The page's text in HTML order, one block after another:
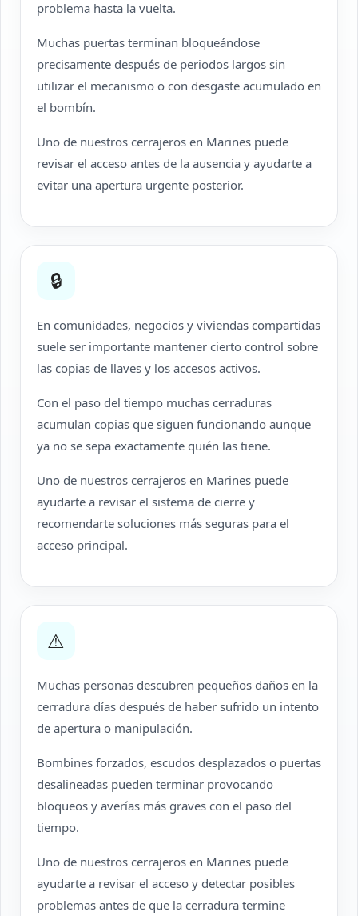
problema hasta la vuelta.
Muchas puertas terminan bloqueándose
precisamente después de periodos largos sin
utilizar el mecanismo o con desgaste acumulado en
el bombín.
Uno de nuestros cerrajeros en Marines puede
revisar el acceso antes de la ausencia y ayudarte a
evitar una apertura urgente posterior.
🔒
En comunidades, negocios y viviendas compartidas
suele ser importante mantener cierto control sobre
las copias de llaves y los accesos activos.
Con el paso del tiempo muchas cerraduras
acumulan copias que siguen funcionando aunque
ya no se sepa exactamente quién las tiene.
Uno de nuestros cerrajeros en Marines puede
ayudarte a revisar el sistema de cierre y
recomendarte soluciones más seguras para el
acceso principal.
⚠
Muchas personas descubren pequeños daños en la
cerradura días después de haber sufrido un intento
de apertura o manipulación.
Bombines forzados, escudos desplazados o puertas
desalineadas pueden terminar provocando
bloqueos y averías más graves con el paso del
tiempo.
Uno de nuestros cerrajeros en Marines puede
ayudarte a revisar el acceso y detectar posibles
problemas antes de que la cerradura termine